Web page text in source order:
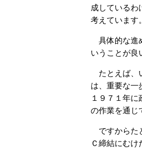
成しているわ
考えています。
具体的な進
いうことが良
たとえば、
は、重要な一
１９７１年
の作業を通じ
ですからた
Ｃ締結にむ